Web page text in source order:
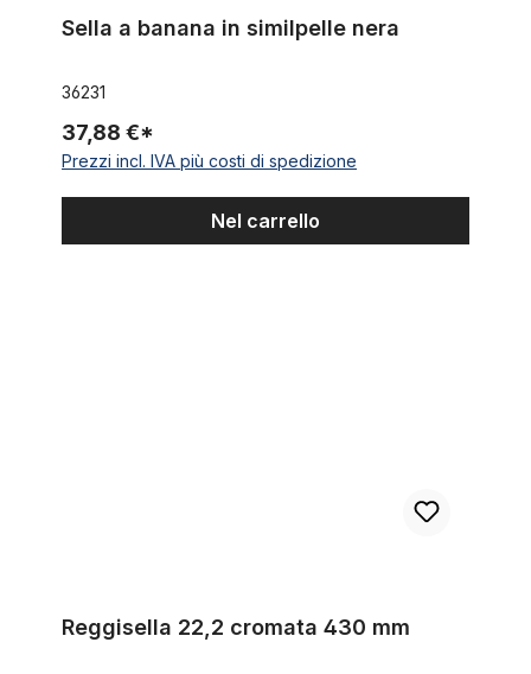
Sella a banana in similpelle nera
36231
37,88 €*
Prezzi incl. IVA più costi di spedizione
Nel carrello
Reggisella 22,2 cromata 430 mm